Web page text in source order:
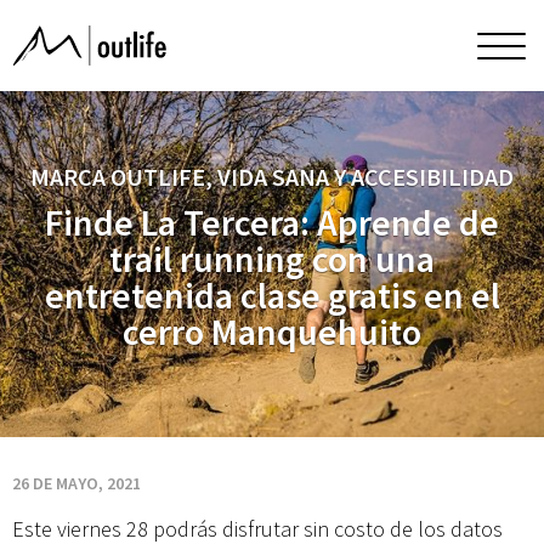
Finde
La
Tercera:
Aprende
de
trail
running
Menu
MARCA OUTLIFE, VIDA SANA Y ACCESIBILIDAD
Finde La Tercera: Aprende de
trail running con una
entretenida clase gratis en el
cerro Manquehuito
26 DE MAYO, 2021
Este viernes 28 podrás disfrutar sin costo de los datos